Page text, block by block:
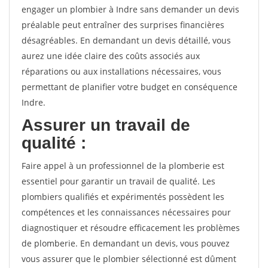
engager un plombier à Indre sans demander un devis
préalable peut entraîner des surprises financières
désagréables. En demandant un devis détaillé, vous
aurez une idée claire des coûts associés aux
réparations ou aux installations nécessaires, vous
permettant de planifier votre budget en conséquence
Indre.
Assurer un travail de
qualité :
Faire appel à un professionnel de la plomberie est
essentiel pour garantir un travail de qualité. Les
plombiers qualifiés et expérimentés possèdent les
compétences et les connaissances nécessaires pour
diagnostiquer et résoudre efficacement les problèmes
de plomberie. En demandant un devis, vous pouvez
vous assurer que le plombier sélectionné est dûment